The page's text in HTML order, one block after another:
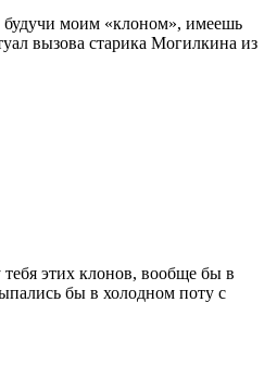
будучи моим «клоном», имеешь
вызова старика Могилкина из
этих клонов, вообще бы в
бы в холодном поту с